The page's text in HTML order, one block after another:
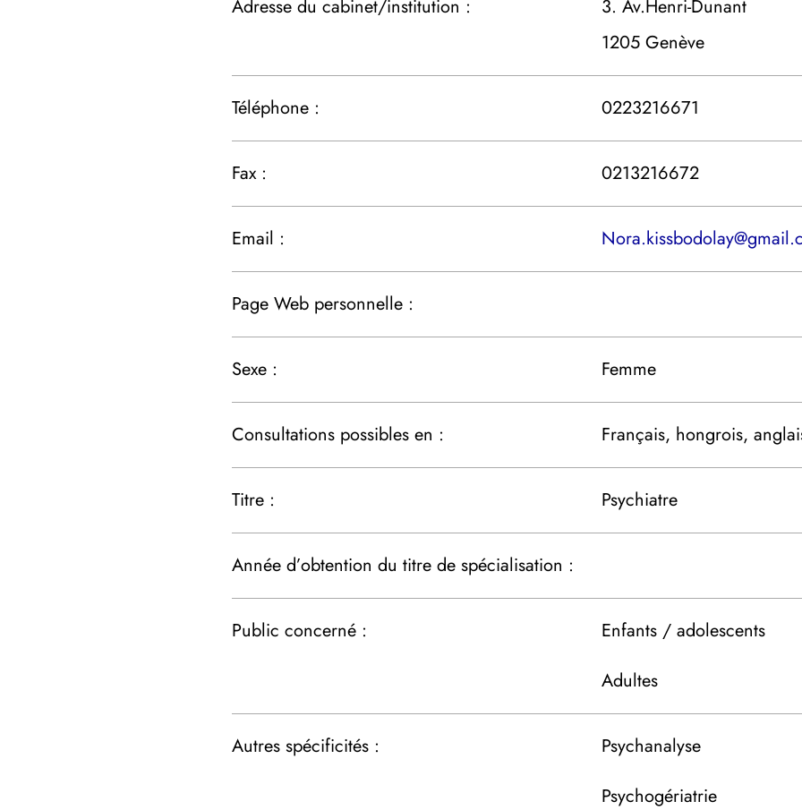
Adresse du cabinet/institution :
3. Av.Henri-Dunant
1205 Genève
Téléphone : 0223216671
Fax : 0213216672
Email :
Page Web personnelle :
Sexe : Femme
Consultations possibles en : Français, hongrois,
Titre : Psychiatre
Année d’obtention du titre de spécialisation :
Public concerné :
Enfants / adolescents
Adultes
Autres spécificités :
Psychanalyse
Psychogériatrie